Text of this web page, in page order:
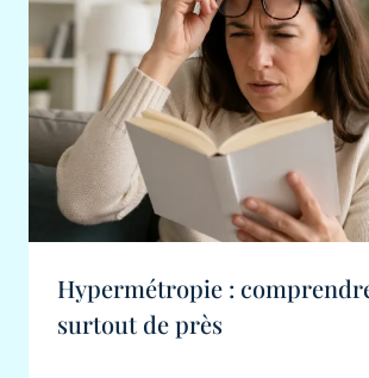
Hypermétropie :
surtout de près